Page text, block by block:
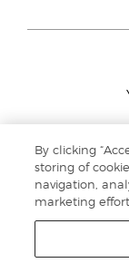
Ilmainen
Email:
By clicking
storing of
navigation,
marketing